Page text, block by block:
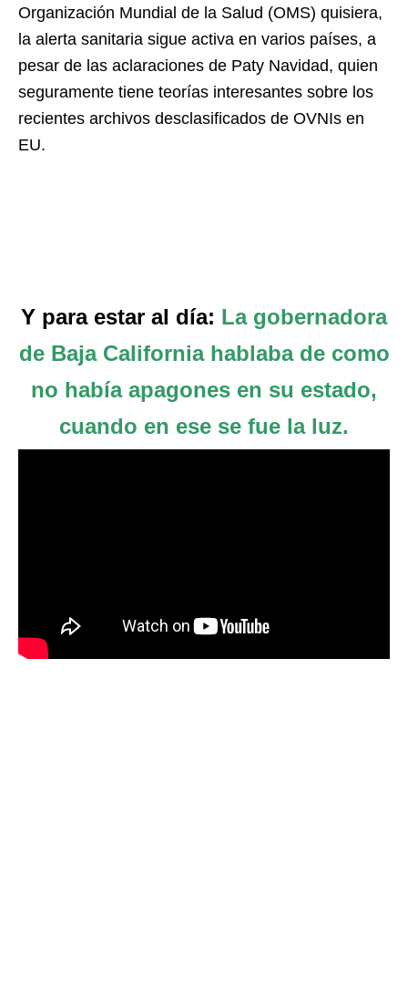
Organización Mundial de la Salud (OMS) quisiera,
la alerta sanitaria sigue activa en varios países, a
pesar de las aclaraciones de Paty Navidad, quien
seguramente tiene teorías interesantes sobre los
recientes archivos desclasificados de OVNIs en
EU.
Y para estar al día: La gobernadora
de Baja California hablaba de como
no había apagones en su estado,
cuando en ese se fue la luz.